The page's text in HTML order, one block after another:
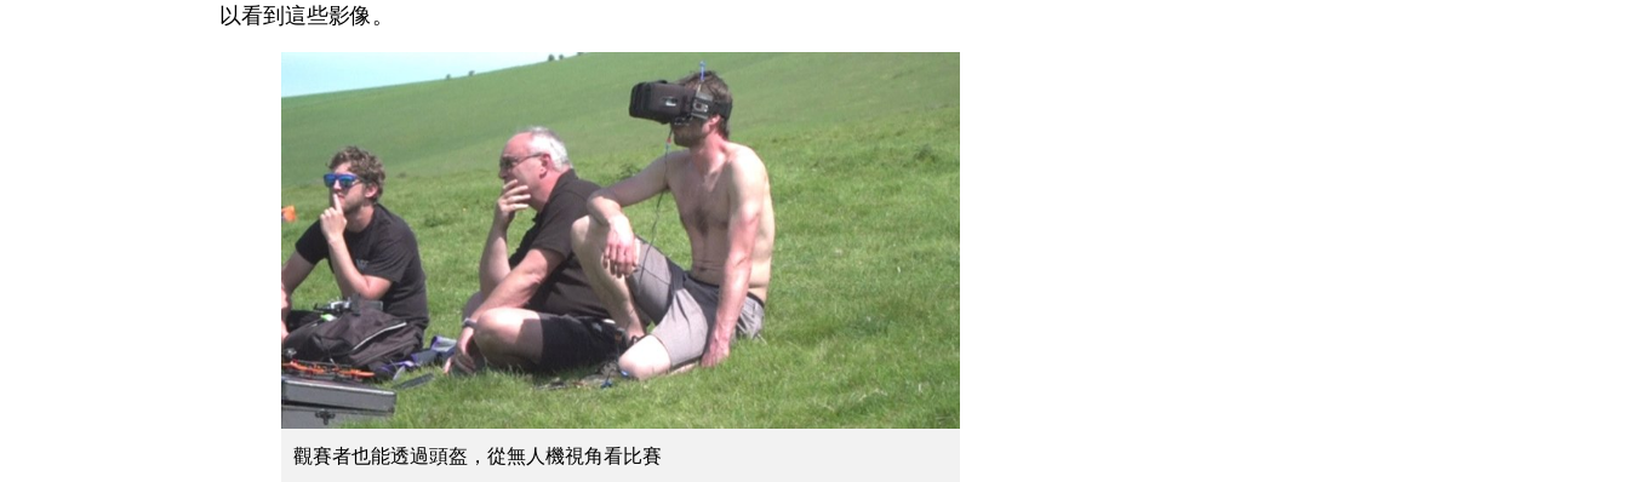
以看到這些影像。
觀賽者也能透過頭盔，從無人機視角看比賽